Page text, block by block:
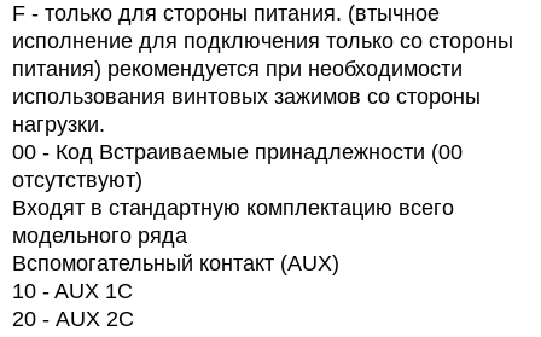
F - только для стороны питания. (втычное
исполнение для подключения только со стороны
питания) рекомендуется при необходимости
использования винтовых зажимов со стороны
нагрузки.
00 - Код Встраиваемые принадлежности (00
отсутствуют)
Входят в стандартную комплектацию всего
модельного ряда
Вспомогательный контакт (AUX)
10 - AUX 1C
20 - AUX 2C